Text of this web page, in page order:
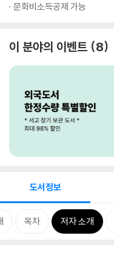
문화비소득공제 가능
이 분야의 이벤트 8
도서정보
목차 저자 소개